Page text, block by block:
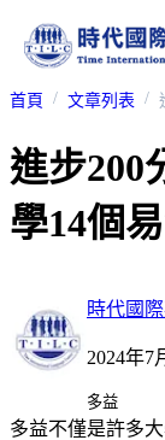
首頁 文章列表
進步200
學14個
時代國
2024年7
多益
多益不僅是許多